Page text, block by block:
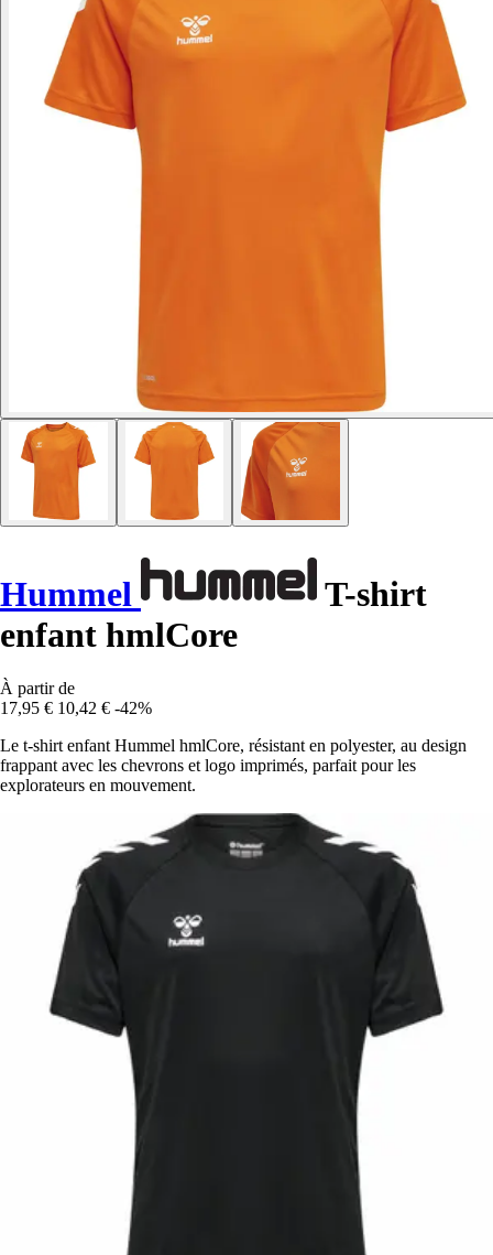
Hummel
T-shirt
enfant hmlCore
À partir de
17,95 € 10,42 € -42%
Le t-shirt enfant Hummel hmlCore, résistant en polyester, au design
frappant avec les chevrons et logo imprimés, parfait pour les
explorateurs en mouvement.